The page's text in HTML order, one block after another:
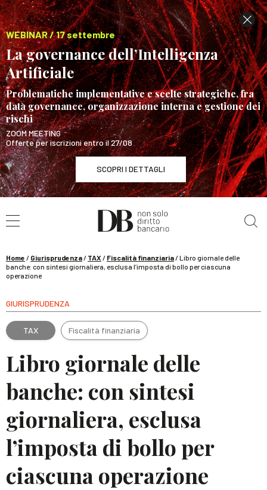
WEBINAR / 17 settembre
La governance dell’Intelligenza
Artificiale
Problematiche implementative e scelte strategiche, fra
data governance, organizzazione interna e gestione dei
rischi
ZOOM MEETING
Offerte per iscrizioni entro il 27/08
SCOPRI I DETTAGLI
WEBINAR / 17 settembre
La governance dell’Intelligenza Artificiale
Home / Giurisprudenza/ TAX / Fiscalità finanziaria/Libro giornale delle
banche: con sintesi giornaliera, esclusa l’imposta di bollo per ciascuna
operazione
GIURISPRUDENZA
TAX Fiscalità finanziaria
Libro giornale delle
banche: con sintesi
giornaliera, esclusa
l’imposta di bollo per
ciascuna operazione